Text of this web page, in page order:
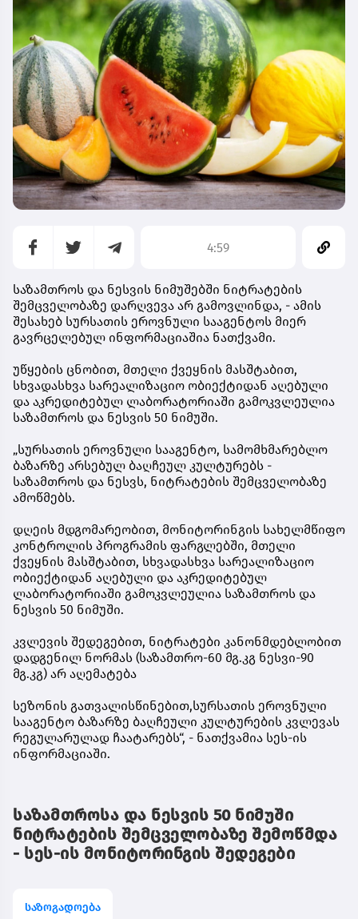
4:59
საზამთროს და ნესვის ნიმუშებში ნიტრატების
შემცველობაზე დარღვევა არ გამოვლინდა, - ამის
შესახებ სურსათის ეროვნული სააგენტოს მიერ
გავრცელებულ ინფორმაციაშია ნათქვამი.
უწყების ცნობით, მთელი ქვეყნის მასშტაბით,
სხვადასხვა სარეალიზაციო ობიექტიდან აღებული
და აკრედიტებულ ლაბორატორიაში გამოკვლეულია
საზამთროს და ნესვის 50 ნიმუში.
„სურსათის ეროვნული სააგენტო, სამომხმარებლო
ბაზარზე არსებულ ბაღჩეულ კულტურებს -
საზამთროს და ნესვს, ნიტრატების შემცველობაზე
ამოწმებს.
დღეის მდგომარეობით, მონიტორინგის სახელმწიფო
კონტროლის პროგრამის ფარგლებში, მთელი
ქვეყნის მასშტაბით, სხვადასხვა სარეალიზაციო
ობიექტიდან აღებული და აკრედიტებულ
ლაბორატორიაში გამოკვლეულია საზამთროს და
ნესვის 50 ნიმუში.
კვლევის შედეგებით, ნიტრატები კანონმდებლობით
დადგენილ ნორმას (საზამთრო-60 მგ.კგ ნესვი-90
მგ.კგ) არ აღემატება
სეზონის გათვალისწინებით,სურსათის ეროვნული
სააგენტო ბაზარზე ბაღჩეული კულტურების კვლევას
რეგულარულად ჩაატარებს“, - ნათქვამია სეს-ის
ინფორმაციაში.
საზამთროსა და ნესვის 50 ნიმუში
ნიტრატების შემცველობაზე შემოწმდა
- სეს-ის მონიტორინგის შედეგები
საზოგადოება